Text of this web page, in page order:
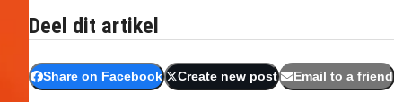
Deel dit artikel
Share on Facebook Create new post Email to a friend